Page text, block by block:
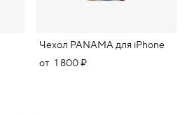
Чехол PANAMA для iPhone
от 1 800 ₽